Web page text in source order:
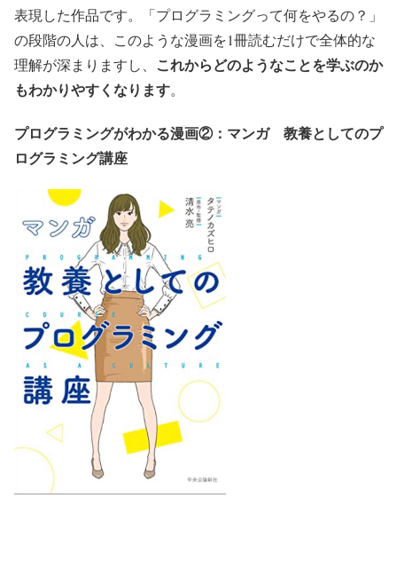
表現した作品です。「プログラミングって何をやるの？」
の段階の人は、このような漫画を1冊読むだけで全体的な
理解が深まりますし、 これからどのようなことを学ぶのか
もわかりやすくなります。
プログラミングがわかる漫画②：マンガ 教養としてのプ
ログラミング講座